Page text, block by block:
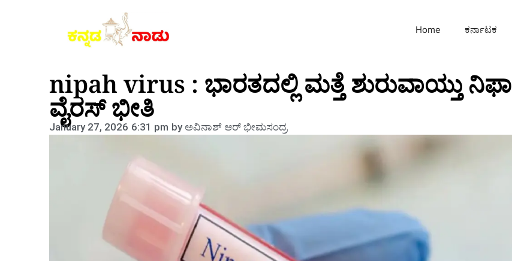
Home ಕರ್ನಾಟಕ
nipah virus : ಭಾರತದಲ್ಲಿ ಮತ್ತೆ ಶುರುವಾಯ್ತು ನಿಫಾ
ವೈರಸ್ ಭೀತಿ
January 27, 2026 6:31 pm byಅವಿನಾಶ್‌ ಆರ್‌ ಭೀಮಸಂದ್ರ